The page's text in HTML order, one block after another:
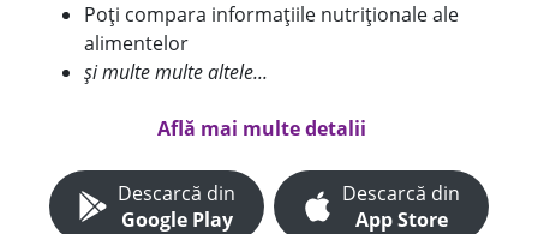
Poți compara informațiile nutriționale ale
alimentelor
și multe multe altele...
Află mai multe detalii
Descarcă din
Google Play
Descarcă din
App Store